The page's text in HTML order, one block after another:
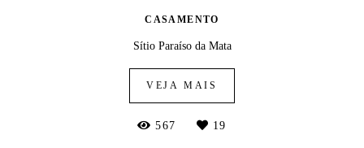
CASAMENTO
Sítio Paraíso da Mata
VEJA MAIS
567 19